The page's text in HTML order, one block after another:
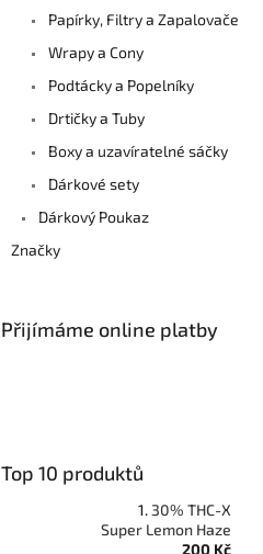
Papírky, Filtry a Zapalovače
Wrapy a Cony
Podtácky a Popelníky
Drtičky a Tuby
Boxy a uzavíratelné sáčky
Dárkové sety
Dárkový Poukaz
Značky
Přijímáme online platby
Top 10 produktů
30% THC-X
Super Lemon Haze
200 Kč